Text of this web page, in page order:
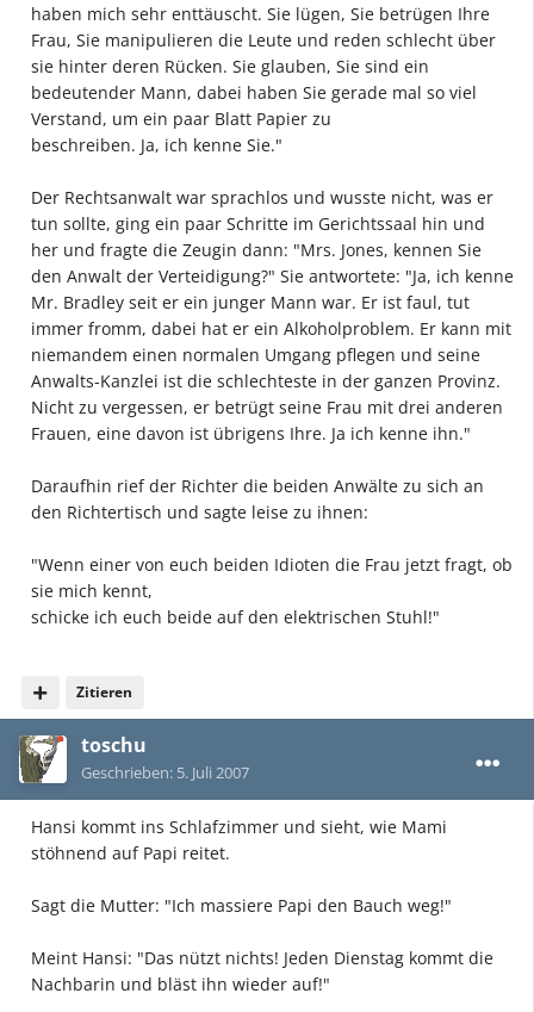
haben mich sehr enttäuscht. Sie lügen, Sie betrügen Ihre
Frau, Sie manipulieren die Leute und reden schlecht über
sie hinter deren Rücken. Sie glauben, Sie sind ein
bedeutender Mann, dabei haben Sie gerade mal so viel
Verstand, um ein paar Blatt Papier zu
beschreiben. Ja, ich kenne Sie."
Der Rechtsanwalt war sprachlos und wusste nicht, was er
tun sollte, ging ein paar Schritte im Gerichtssaal hin und
her und fragte die Zeugin dann: "Mrs. Jones, kennen Sie
den Anwalt der Verteidigung?" Sie antwortete: "Ja, ich kenne
Mr. Bradley seit er ein junger Mann war. Er ist faul, tut
immer fromm, dabei hat er ein Alkoholproblem. Er kann mit
niemandem einen normalen Umgang pflegen und seine
Anwalts-Kanzlei ist die schlechteste in der ganzen Provinz.
Nicht zu vergessen, er betrügt seine Frau mit drei anderen
Frauen, eine davon ist übrigens Ihre. Ja ich kenne ihn."
Daraufhin rief der Richter die beiden Anwälte zu sich an
den Richtertisch und sagte leise zu ihnen:
"Wenn einer von euch beiden Idioten die Frau jetzt fragt, ob
sie mich kennt,
schicke ich euch beide auf den elektrischen Stuhl!"
Zitieren
toschu
Geschrieben: 5. Juli 2007
Hansi kommt ins Schlafzimmer und sieht, wie Mami
stöhnend auf Papi reitet.
Sagt die Mutter: "Ich massiere Papi den Bauch weg!"
Meint Hansi: "Das nützt nichts! Jeden Dienstag kommt die
Nachbarin und bläst ihn wieder auf!"